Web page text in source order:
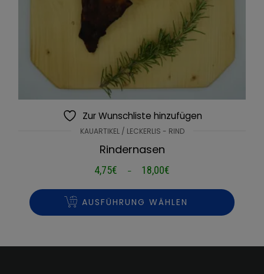
Zur Wunschliste hinzufügen
KAUARTIKEL / LECKERLIS - RIND
Rindernasen
4,75€ – 18,00€
bis
AUSFÜHRUNG WÄHLEN